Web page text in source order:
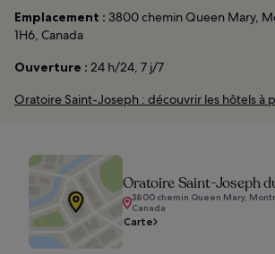
Emplacement : 3800 chemin Queen Mary,
1H6, Canada
Ouverture : 24 h/24, 7 j/7
Oratoire Saint-Joseph : découvrir les hôtels à
Oratoire Saint-Joseph
3800 chemin Queen Mary,
Canada
Carte